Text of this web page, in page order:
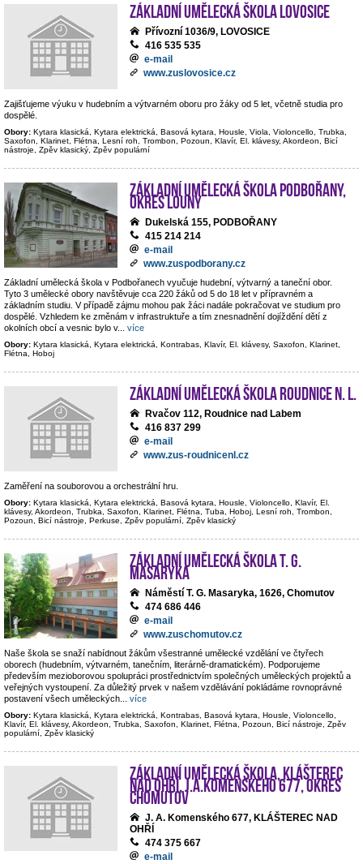
Základní umělecká škola Lovosice
Přívozní 1036/9, LOVOSICE
416 535 535
e-mail
www.zuslovosice.cz
Zajišťujeme výuku v hudebním a výtvarném oboru pro žáky od 5 let, včetně studia pro
dospělé.
Obory: Kytara klasická, Kytara elektrická, Basová kytara, Housle, Viola, Violoncello, Trubka,
Saxofon, Klarinet, Flétna, Lesní roh, Trombon, Pozoun, Klavír, El. klávesy, Akordeon, Bicí
nástroje, Zpěv klasický, Zpěv populární
Základní umělecká škola Podbořany,
okres Louny
Dukelská 155, PODBOŘANY
415 214 214
e-mail
www.zuspodborany.cz
Základní umělecká škola v Podbořanech vyučuje hudební, výtvarný a taneční obor.
Tyto 3 umělecké obory navštěvuje cca 220 žáků od 5 do 18 let v přípravném a
základním studiu. V případě zájmu mohou pak žáci nadále pokračovat ve studium pro
dospělé. Vzhledem ke změnám v infrastruktuře a tím znesnadnění dojíždění dětí z
okolních obcí a vesnic bylo v... více
Obory: Kytara klasická, Kytara elektrická, Kontrabas, Klavír, El. klávesy, Saxofon, Klarinet,
Flétna, Hoboj
Základní umělecká škola Roudnice n. L.
Rvačov 112, Roudnice nad Labem
416 837 299
e-mail
www.zus-roudnicenl.cz
Zaměření na souborovou a orchestrální hru.
Obory: Kytara klasická, Kytara elektrická, Basová kytara, Housle, Violoncello, Klavír, El.
klávesy, Akordeon, Trubka, Saxofon, Klarinet, Flétna, Tuba, Hoboj, Lesní roh, Trombon,
Pozoun, Bicí nástroje, Perkuse, Zpěv populární, Zpěv klasický
Základní umělecká škola T. G.
Masaryka
Náměstí T. G. Masaryka, 1626, Chomutov
474 686 446
e-mail
www.zuschomutov.cz
Naše škola se snaží nabídnout žákům všestranné umělecké vzdělání ve čtyřech
oborech (hudebním, výtvarném, tanečním, literárně-dramatickém). Podporujeme
především mezioborovou spolupráci prostřednictvím společných uměleckých projektů a
veřejných vystoupení. Za důležitý prvek v našem vzdělávání pokládáme rovnoprávné
postavení všech uměleckých
více
Obory: Kytara klasická, Kytara elektrická, Kontrabas, Basová kytara, Housle, Violoncello,
Klavír, El. klávesy, Akordeon, Trubka, Saxofon, Klarinet, Flétna, Pozoun, Bicí nástroje, Zpěv
populární, Zpěv klasický
Základní umělecká škola, Klášterec
nad Ohří, J.A.Komenského 677, okres
Chomutov
J. A. Komenského 677, KLÁŠTEREC NAD
OHŘÍ
474 375 667
e-mail